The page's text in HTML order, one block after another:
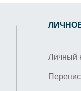
Личный